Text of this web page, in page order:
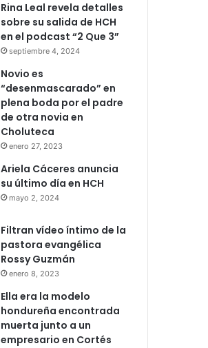
Rina Leal revela detalles
sobre su salida de HCH
en el podcast “2 Que 3”
septiembre 4, 2024
Novio es
“desenmascarado” en
plena boda por el padre
de otra novia en
Choluteca
enero 27, 2023
Ariela Cáceres anuncia
su último día en HCH
mayo 2, 2024
Filtran vídeo íntimo de la
pastora evangélica
Rossy Guzmán
enero 8, 2023
Ella era la modelo
hondureña encontrada
muerta junto a un
empresario en Cortés